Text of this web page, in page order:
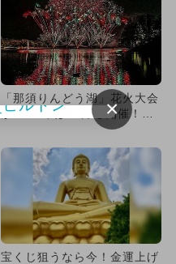
「那須りんどう湖」花火大会
が2021年は10月も開催！
宝くじ狙うなら今！金運上げ
×